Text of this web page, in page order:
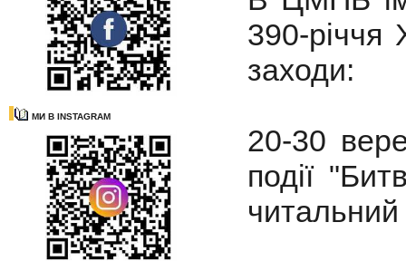
МИ В INSTAGRAM
390-річчя
заходи:
20-30
події